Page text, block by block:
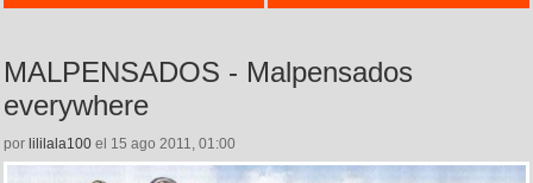
MALPENSADOS - Malpensados
everywhere
por lililala100 el 15 ago 2011, 01:00